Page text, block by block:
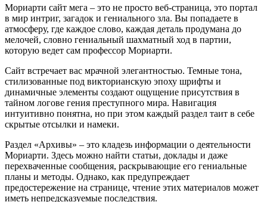
Мориарти сайт мега – это не просто веб-страница, это портал
в мир интриг, загадок и гениального зла. Вы попадаете в
атмосферу, где каждое слово, каждая деталь продумана до
мелочей, словно гениальный шахматный ход в партии,
которую ведет сам профессор Мориарти.
Сайт встречает вас мрачной элегантностью. Темные тона,
стилизованные под викторианскую эпоху шрифты и
динамичные элементы создают ощущение присутствия в
тайном логове гения преступного мира. Навигация
интуитивно понятна, но при этом каждый раздел таит в себе
скрытые отсылки и намеки.
Раздел «Архивы» – это кладезь информации о деятельности
Мориарти. Здесь можно найти статьи, доклады и даже
перехваченные сообщения, раскрывающие его гениальные
планы и методы. Однако, как предупреждает
предостережение на странице, чтение этих материалов может
иметь непредсказуемые последствия.